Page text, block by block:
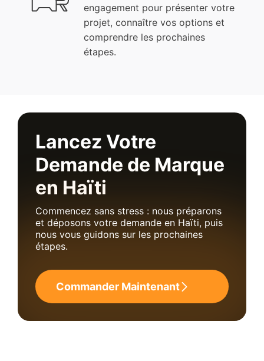
engagement pour présenter votre
projet, connaître vos options et
comprendre les prochaines
étapes.
Lancez Votre
Demande de Marque
en Haïti
Commencez sans stress : nous préparons
et déposons votre demande en Haïti, puis
nous vous guidons sur les prochaines
étapes.
Commander Maintenant